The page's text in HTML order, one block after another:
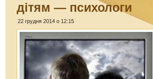
дітям — психологи
22 грудня 2014 о 12:15